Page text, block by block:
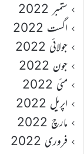
ستمبر 2022
اگست 2022
جولائی 2022
جون 2022
مئی 2022
اپریل 2022
مارچ 2022
فروری 2022